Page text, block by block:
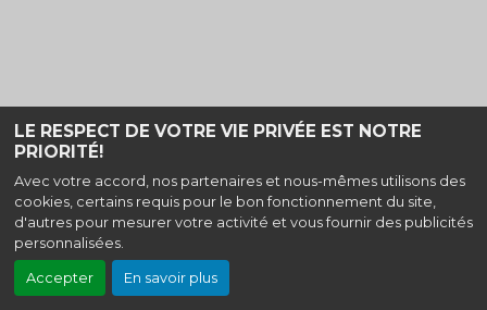
LE RESPECT DE VOTRE VIE PRIVÉE EST NOTRE
PRIORITÉ!
Avec votre accord, nos partenaires et nous-mêmes utilisons des
cookies, certains requis pour le bon fonctionnement du site,
d'autres pour mesurer votre activité et vous fournir des publicités
personnalisées.
Accepter En savoir plus